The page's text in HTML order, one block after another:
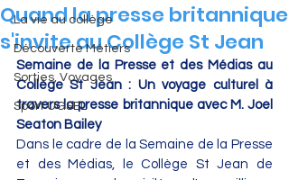
La vie au collège
Découverte Métiers
Sorties, Voyages
Sport UGSEL
Quand la presse britannique
s'invite au Collège St Jean
Semaine de la Presse et des Médias au
Collège St Jean : Un voyage culturel à
travers la presse britannique avec M. Joel
Seaton Bailey
Dans le cadre de la Semaine de la Presse
et des Médias, le Collège St Jean de